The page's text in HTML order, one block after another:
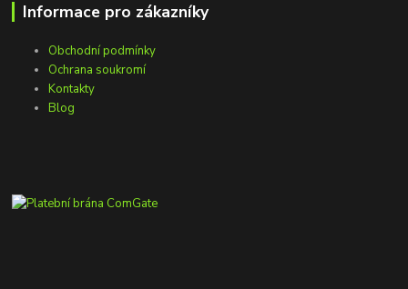
Informace pro zákazníky
Obchodní podmínky
Ochrana soukromí
Kontakty
Blog